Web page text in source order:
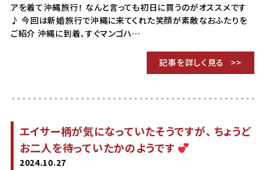
アを着て沖縄旅行！ なんと言っても初日に買うのがオススメです
♪ 今回は新婚旅行で沖縄に来てくれた笑顔が素敵なおふたりを
ご紹介 沖縄に到着、すぐマンゴハ…
記事を詳しく見る
エイサー柄が気になっていたそうですが、 ちょうど
お二人を待っていたかのようです
2024.10.27